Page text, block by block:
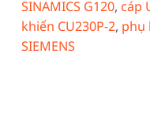
SINAMICS G120, cáp
khiển CU230P-2, phụ
SIEMENS